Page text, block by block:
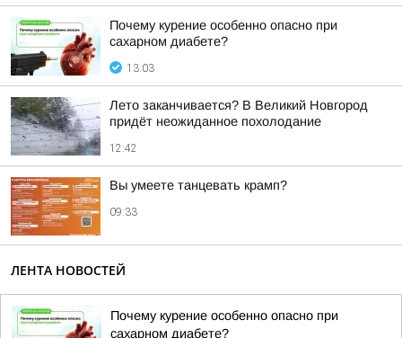
Почему курение особенно опасно при
сахарном диабете?
13:03
Лето заканчивается? В Великий Новгород
придёт неожиданное похолодание
12:42
Вы умеете танцевать крамп?
09:33
ЛЕНТА НОВОСТЕЙ
Почему курение особенно опасно при
сахарном диабете?